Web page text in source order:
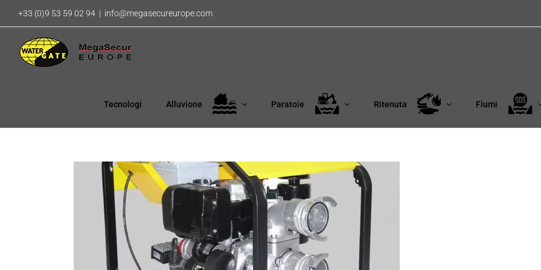
contenuto
+33 (0)9 53 59 02 94 | info@megasecureurope.com
Tecnologi Alluvione Paratoie Ritenuta Fiumi